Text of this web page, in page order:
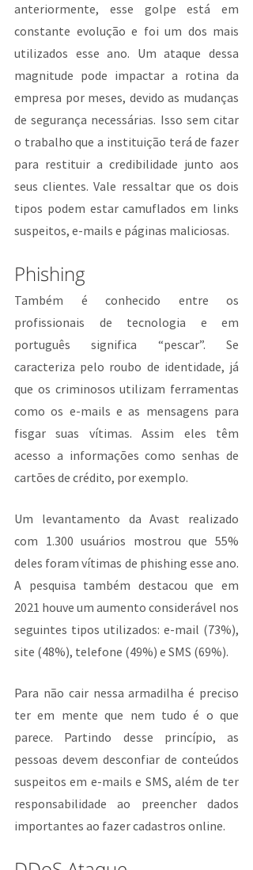
anteriormente, esse golpe está em
constante evolução e foi um dos mais
utilizados esse ano. Um ataque dessa
magnitude pode impactar a rotina da
empresa por meses, devido as mudanças
de segurança necessárias. Isso sem citar
o trabalho que a instituição terá de fazer
para restituir a credibilidade junto aos
seus clientes. Vale ressaltar que os dois
tipos podem estar camuflados em links
suspeitos, e-mails e páginas maliciosas.
Phishing
Também é conhecido entre os
profissionais de tecnologia e em
português significa “pescar”. Se
caracteriza pelo roubo de identidade, já
que os criminosos utilizam ferramentas
como os e-mails e as mensagens para
fisgar suas vítimas. Assim eles têm
acesso a informações como senhas de
cartões de crédito, por exemplo.
Um levantamento da Avast realizado
com 1.300 usuários mostrou que 55%
deles foram vítimas de phishing esse ano.
A pesquisa também destacou que em
2021 houve um aumento considerável nos
seguintes tipos utilizados: e-mail (73%),
site (48%), telefone (49%) e SMS (69%).
Para não cair nessa armadilha é preciso
ter em mente que nem tudo é o que
parece. Partindo desse princípio, as
pessoas devem desconfiar de conteúdos
suspeitos em e-mails e SMS, além de ter
responsabilidade ao preencher dados
importantes ao fazer cadastros online.